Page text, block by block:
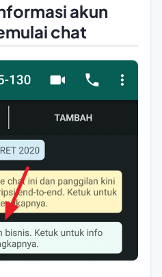
akun
chat